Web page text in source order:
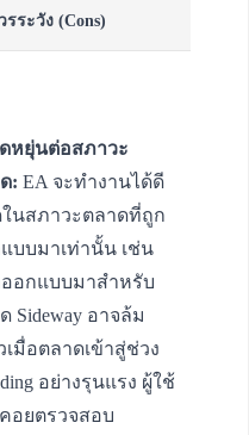
ระวัง (Cons)
หยุ่นต่อสภาวะ
: EA จะทำงานได้ดี
นสภาวะตลาดที่ถูก
บบมาเท่านั้น เช่น
อกแบบมาสำหรับ
Sideway อาจล้ม
เมื่อตลาดเข้าสู่ช่วง
อย่างรุนแรง ผู้ใช้
อยตรวจสอบ